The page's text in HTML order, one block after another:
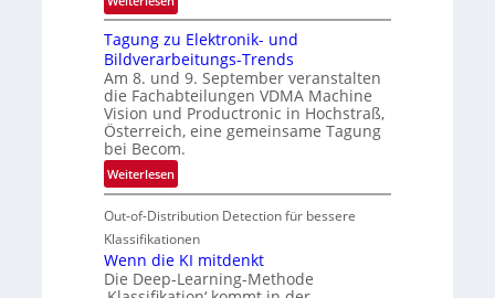
g
l
i
c
h
k
e
t
e
h
d
e
r
i
n
V
I
S
I
O
N
T
G
u
i
d
e
d
T
o
u
r
a
u
Tagung zu Elektronik- und
Bildverarbeitungs-Trends
Am 8. und 9. September veranstalten
die Fachabteilungen VDMA Machine
Vision und Productronic in Hochstraß,
Österreich, eine gemeinsame Tagung
bei Becom.
Weiterlesen:
T
a
g
u
n
Out-of-Distribution Detection für bessere
Klassifikationen
Wenn die KI mitdenkt
Die Deep-Learning-Methode